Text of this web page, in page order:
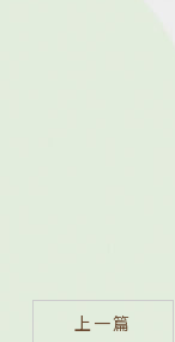
上一篇